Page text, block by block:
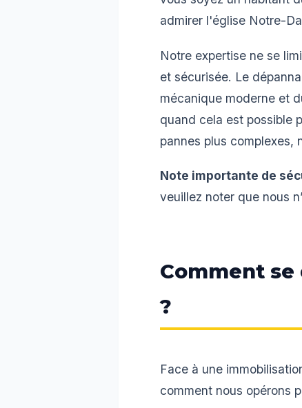
admirer l'église Notre-
Notre expertise ne se
et sécurisée. Le
mécanique moderne et
quand cela est possible
pannes plus complexes,
Note importante de
veuillez noter que nous
Comment
?
Face à une
comment nous opérons